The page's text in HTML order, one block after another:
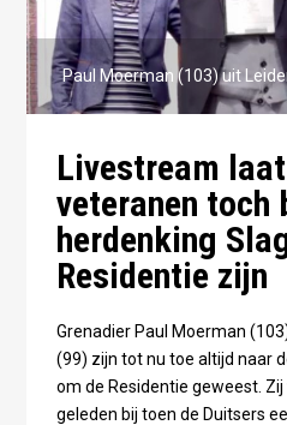
Paul Moerman (103) uit
Livestream
veteranen toch
herdenking
Residentie zijn
Grenadier Paul Moerman
(99) zijn tot nu toe altijd naar
om de Residentie geweest.
geleden bij toen de Duitsers